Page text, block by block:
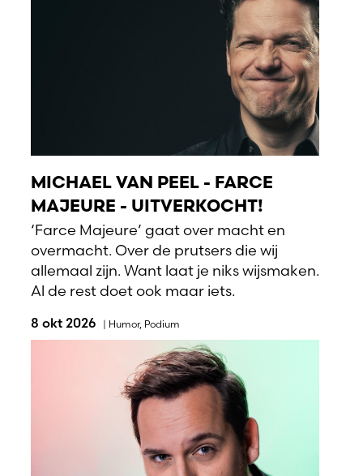
MICHAEL VAN PEEL - FARCE
MAJEURE - UITVERKOCHT!
‘Farce Majeure’ gaat over macht en
overmacht. Over de prutsers die wij
allemaal zijn. Want laat je niks wijsmaken.
Al de rest doet ook maar iets.
8 okt 2026 | Humor, Podium